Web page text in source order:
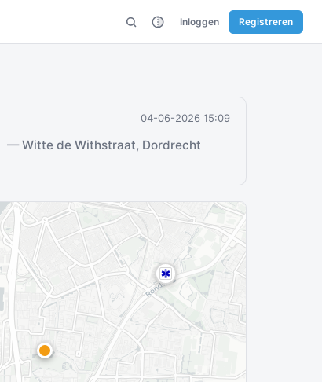
Inloggen Registreren
04-06-2026 15:09
— Witte de Withstraat, Dordrecht